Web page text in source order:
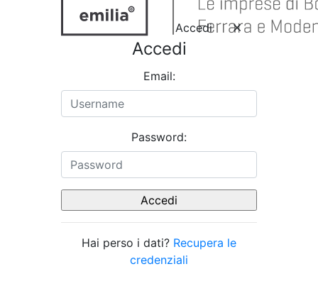
Accedi
Accedi
Email:
Password:
Hai perso i dati? Recupera le
credenziali